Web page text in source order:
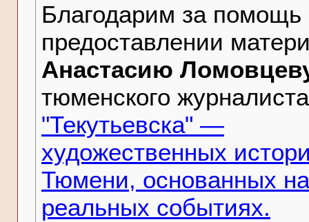
Благодарим за помощь
предоставлении
Анастасию
тюменского
"Текутьевска" —
художественных
Тюмени, основанных на
реальных событиях.